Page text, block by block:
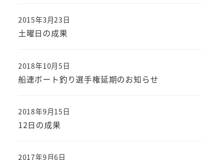
土曜日の成果
投稿日
2015年3月23日
船連ボート釣り選手権延期のお知らせ
投稿日
2018年10月5日
12日の成果
投稿日
2018年9月15日
2017年9月6日